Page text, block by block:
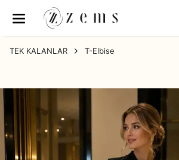
TEK KALANLAR T-Elbise